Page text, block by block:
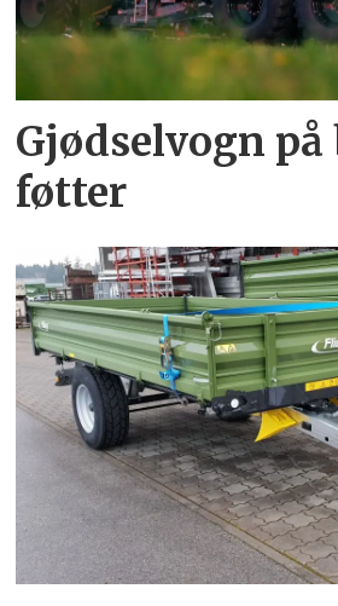
Gjødselvogn på
føtter